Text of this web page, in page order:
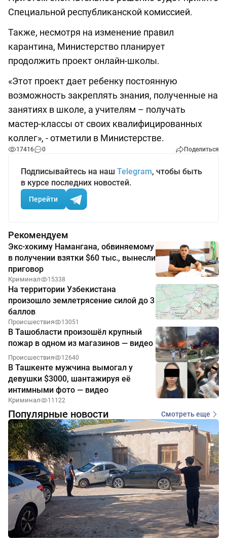
Специальной республиканской комиссией.
Также, несмотря на изменение правил
карантина, Министерство планирует
продолжить проект онлайн-школы.
«Этот проект дает ребенку постоянную
возможность закреплять знания, полученные на
занятиях в школе, а учителям – получать
мастер-классы от своих квалифицированных
коллег», - отметили в Министерстве.
17416 0 Поделиться
Подписывайтесь на наш Telegram, чтобы быть
в курсе последних новостей.
Перейти
Рекомендуем
Экс-хокиму Намангана, обвиняемому
в получении взятки $60 тыс., вынесли
приговор
Криминал 15338
На территории Узбекистана
произошло землетрясение силой до 3
баллов
Происшествия 13051
В Ташобласти произошёл крупный
пожар в одном из магазинов — видео
Происшествия 12640
В Ташкенте мужчина вымогал у
девушки $3000, шантажируя её
интимными фото — видео
Криминал 11122
Популярные новости Смотреть еще